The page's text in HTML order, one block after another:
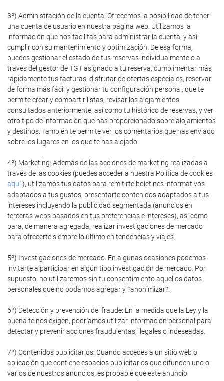
3º) Administración de la cuenta: Ofrecemos la posibilidad de tener
una cuenta de usuario en nuestra página web. Utilizamos la
información que nos facilitas para administrar la cuenta, y así
cumplir con su mantenimiento y optimización. De esa forma,
puedes gestionar el estado de tus reservas individualmente o a
través del gestor de TGT asignado a tu reserva, cumplimentar más
rápidamente tus facturas, disfrutar de ofertas especiales, reservar
de forma más fácil y gestionar tu configuración personal, que te
permite crear y compartir listas, revisar los alojamientos
consultados anteriormente, así como tu histórico de reservas, y ver
otro tipo de información que has proporcionado sobre alojamientos
y destinos. También te permite ver los comentarios que has enviado
sobre los lugares en los que te has alojado.
4º) Marketing: Además de las acciones de marketing realizadas a
través de las cookies (puedes acceder a nuestra Política de cookies
aquí), utilizamos tus datos para remitirte boletines informativos
adaptados a tus gustos, presentarte contenidos adaptados a tus
intereses incluyendo la publicidad segmentada (anuncios en
terceras webs basados en tus preferencias e intereses), así como
para, de manera agregada, realizar investigaciones de mercado
para ofrecerte siempre lo último en tendencias y viajes.
5º) Investigaciones de mercado: En algunas ocasiones podemos
invitarte a participar en algún tipo investigación de mercado. Por
supuesto, no utilizaremos sin tu consentimiento aquellos datos
personales que no podamos agregar y ?anonimizar?.
6º) Detección y prevención del fraude: En la medida que la Ley y la
buena fe nos exigen, podríamos utilizar información personal para
detectar y prevenir acciones fraudulentas, ilegales o indeseadas.
7º) Contenidos publicitarios: Cuando accedes a un sitio web o
aplicación que contiene espacios publicitarios que difunden uno o
varios de nuestros anuncios, es probable que este anuncio